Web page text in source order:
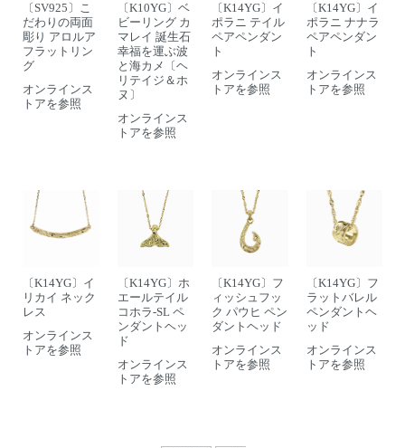
〔SV925〕こ
だわりの両面
彫り アロルア
フラットリン
グ
オンラインス
トアを参照
〔K10YG〕ベ
ビーリング カ
マレイ 誕生石
幸福を運ぶ波
と海カメ〔ヘ
リテイジ＆ホ
ヌ〕
オンラインス
トアを参照
〔K14YG〕イ
ポラニ テイル
ペアペンダン
ト
オンラインス
トアを参照
〔K14YG〕イ
ポラニ ナナラ
ペアペンダン
ト
オンラインス
トアを参照
〔K14YG〕イ
リカイ ネック
レス
オンラインス
トアを参照
〔K14YG〕ホ
エールテイル
コホラ-SL ペ
ンダントヘッ
ド
オンラインス
トアを参照
〔K14YG〕フ
ィッシュフッ
ク パウヒ ペン
ダントヘッド
オンラインス
トアを参照
〔K14YG〕フ
ラットバレル
ペンダントヘ
ッド
オンラインス
トアを参照